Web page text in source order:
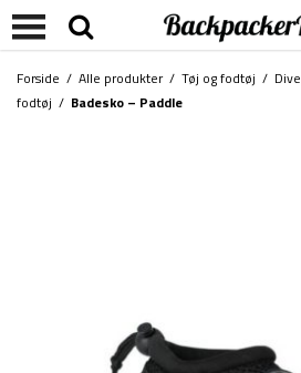
Forside / Alle produkter/ Tøj og fodtøj /
fodtøj / Badesko – Paddle